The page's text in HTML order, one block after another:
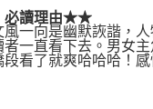
讀理由★★
向是幽默詼諧，人
一直看下去。男女
看了就爽哈哈哈！